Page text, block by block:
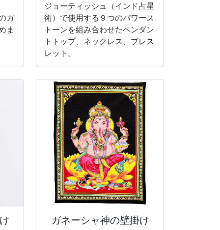
ガ
ま
ジョーティッシュ（インド占星
術）で使用する９つのパワース
トーンを組み合わせたペンダン
トトップ、ネックレス、ブレス
レット。
ガネーシャ神の壁掛け